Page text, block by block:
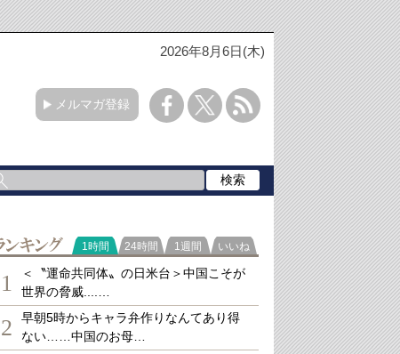
2026年8月6日(木)
メルマガ登録
ランキング
1時間 24時間 1週間 いいね
1
＜〝運命共同体〟の日米台＞中国こそが
世界の脅威....…
2
早朝5時からキャラ弁作りなんてあり得
ない……中国のお母…